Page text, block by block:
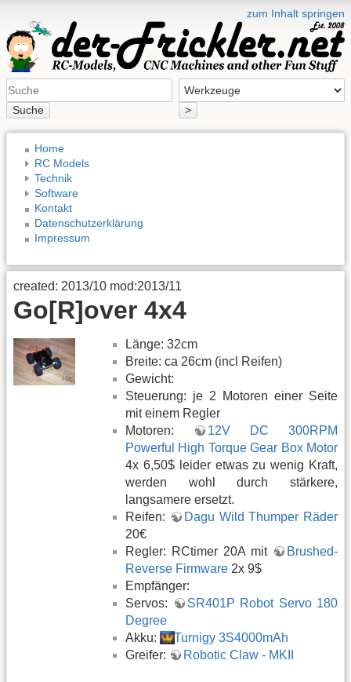
zum Inhalt springen
Suche >
Home
RC Models
Technik
Software
Kontakt
Datenschutzerklärung
Impressum
created: 2013/10 mod:2013/11
Go[R]over 4x4
Länge: 32cm
Breite: ca 26cm (incl Reifen)
Gewicht:
Steuerung: je 2 Motoren einer Seite
mit einem Regler
Motoren:
12V DC 300RPM
Powerful High Torque Gear Box Motor
4x 6,50$ leider etwas zu wenig Kraft,
werden wohl durch stärkere,
langsamere ersetzt.
Reifen:
Dagu Wild Thumper Räder
20€
Regler: RCtimer 20A mit
Brushed-
Reverse Firmware 2x 9$
Empfänger:
Servos:
SR401P Robot Servo 180
Degree
Akku:
Turnigy 3S4000mAh
Greifer:
Robotic Claw - MKII